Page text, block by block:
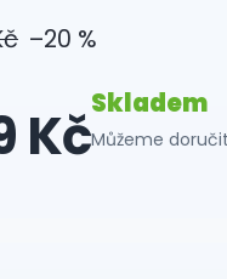
–20 %
KčSkladem
Můžeme